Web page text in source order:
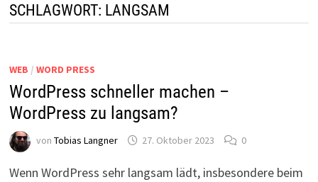
SCHLAGWORT: LANGSAM
WEB / WORD PRESS
WordPress schneller machen –
WordPress zu langsam?
von Tobias Langner 27. Oktober 2023 0
Wenn WordPress sehr langsam lädt, insbesondere beim